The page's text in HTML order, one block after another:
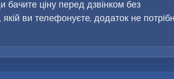
бачите ціну перед дзвінком без
ви телефонуєте, додаток не